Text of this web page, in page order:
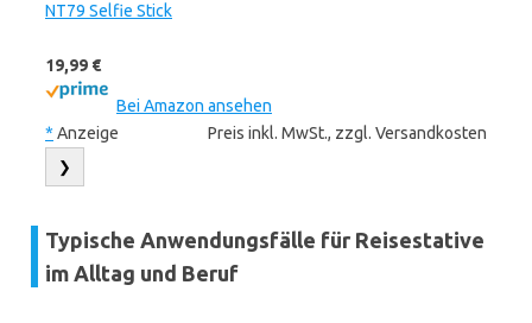
NT79 Selfie Stick
19,99 €
Bei Amazon ansehen
* Anzeige Preis inkl. MwSt., zzgl. Versandkosten
❯
Typische Anwendungsfälle für Reisestative
im Alltag und Beruf